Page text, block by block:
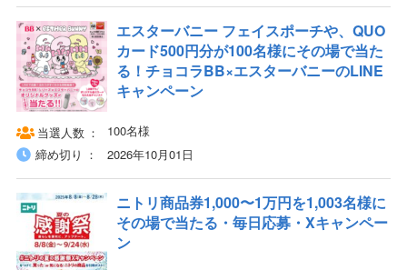
エスターバニー フェイスポーチや、QUO
カード500円分が100名様にその場で当た
る！チョコラBB×エスターバニーのLINE
キャンペーン
当選人数
100名様
締め切り
2026年10月01日
ニトリ商品券1,000〜1万円を1,003名様に
その場で当たる・毎日応募・Xキャンペー
ン